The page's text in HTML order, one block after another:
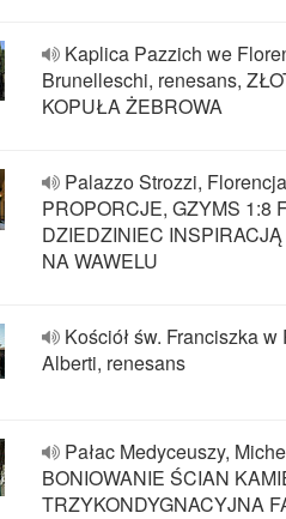
Kaplica Pazzich we
Brunelleschi, renesans,
KOPUŁA ŻEBROWA
Palazzo Strozzi,
PROPORCJE, GZYMS 1:8
DZIEDZINIEC
NA WAWELU
Kościół św. Franciszka
Alberti, renesans
Pałac Medyceuszy,
BONIOWANIE ŚCIAN
TRZYKONDYGNACYJNA